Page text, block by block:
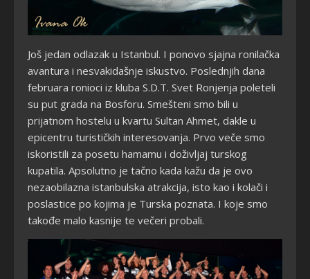
Još jedan odlazak u Istanbul. I ponovo sjajna ronilačka
avantura i nesvakidašnje iskustvo. Poslednjih dana
februara ronioci iz kluba S.D.T. Svet Ronjenja poleteli
su put grada na Bosforu. Smešteni smo bili u
prijatnom hostelu u kvartu Sultan Ahmet, dakle u
epicentru turističkih interesovanja. Prvo veče smo
iskoristili za posetu hamamu i doživljaj turskog
kupatila. Apsolutno je tačno kada kažu da je ovo
nezaobilazna istanbulska atrakcija, isto kao i kolači i
poslastice po kojima je Turska poznata. I koje smo
takođe malo kasnije te večeri probali.